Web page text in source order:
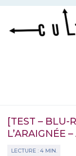
Aller
contenu
[TEST – BLU-
L’ARAIGNÉE